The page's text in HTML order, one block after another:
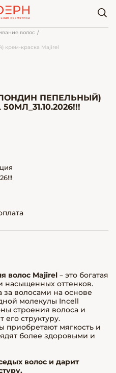
волос
крем-краска Majirel
ПЕПЕЛЬНЫЙ)
волос Majirel – это богатая
насыщенных оттенков.
за волосами на основе
молекулы Incell
строения волоса и
его структуру.
приобретают мягкость и
более здоровыми и
волос и дарит